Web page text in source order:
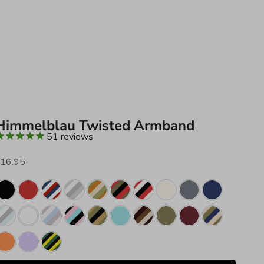
Twisted Armband
51 reviews